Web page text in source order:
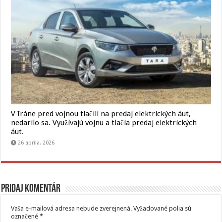
V Iráne pred vojnou tlačili na predaj elektrických áut,
nedarilo sa. Využívajú vojnu a tlačia predaj elektrických
áut.
26 apríla, 2026
Pridaj komentár
Vaša e-mailová adresa nebude zverejnená. Vyžadované polia sú
označené*